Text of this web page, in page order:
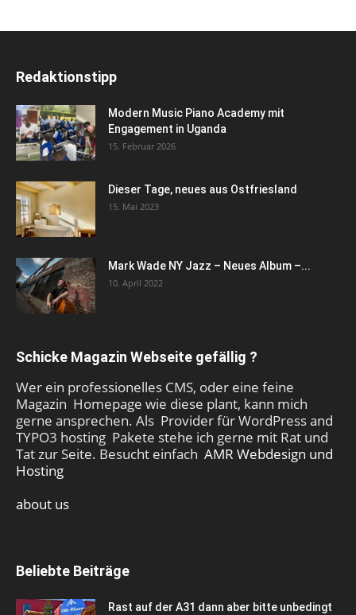
Redaktionstipp
Modern Music Piano Academy mit
Engagement in Uganda
15. Februar 2026
Dieser Tage, neues aus Ostfriesland
15. Mai 2023
Mark Wade NY Jazz – Neues Album –...
10. April 2022
Schicke Magazin Webseite gefällig ?
Wer ein professionelles CMS, oder eine feine
Magazin Homepage wie diese plant, kann mich
gerne ansprechen. Als Provider für WordPress and
TYPO3 hosting Pakete stehe ich gerne mit Rat und
Tat zur Seite. Besucht einfach AMR Webdesign und
Hosting
about us
Beliebte Beiträge
Rast auf der A31 dann aber bitte unbedingt